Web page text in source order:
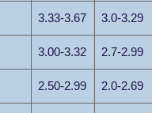
3.33-3.67 3.0-3.29
3.00-3.32 2.7-2.99
2.50-2.99 2.0-2.69